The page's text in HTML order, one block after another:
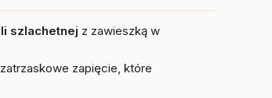
szlachetnej z zawieszką w
zapięcie, które